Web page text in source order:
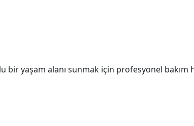
yaşam alanı sunmak için profesyonel